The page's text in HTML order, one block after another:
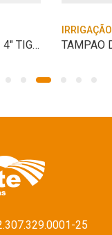
PONTA FEMEA E/S 4″ TIGRE
IRRIGAÇÃO
25